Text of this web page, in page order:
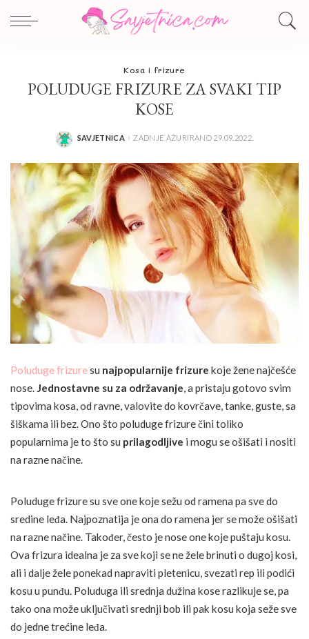
Kosa i frizure
POLUDUGE FRIZURE ZA SVAKI TIP
KOSE
POSTED
SAVJETNICA ZADNJE AŽURIRANO 29.09.2022.
Poluduge frizuresu najpopularnije frizure koje žene najčešće
nose. Jednostavne su za održavanje, a pristaju gotovo svim
tipovima kosa, od ravne, valovite do kovrčave, tanke, guste, sa
šiškama ili bez. Ono što poluduge frizure čini toliko
popularnima je to što su prilagodljive i mogu se ošišati i nositi
na razne načine.
Poluduge frizure su sve one koje sežu od ramena pa sve do
sredine leđa. Najpoznatija je ona do ramena jer se može ošišati
na razne načine. Također, često je nose one koje puštaju kosu.
Ova frizura idealna je za sve koji se ne žele brinuti o dugoj kosi,
ali i dalje žele ponekad napraviti pletenicu, svezati rep ili podići
kosu u punđu. Poluduga ili srednja dužina kose razlikuje se, pa
tako ona može uključivati srednji bob ili pak kosu koja seže sve
do jedne trećine leđa.